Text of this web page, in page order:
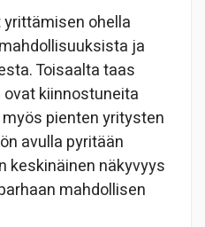
ohella
ja
Toisaalta taas
kiinnostuneita
pienten yritysten
avulla pyritään
keskinäinen näkyvyys
mahdollisen